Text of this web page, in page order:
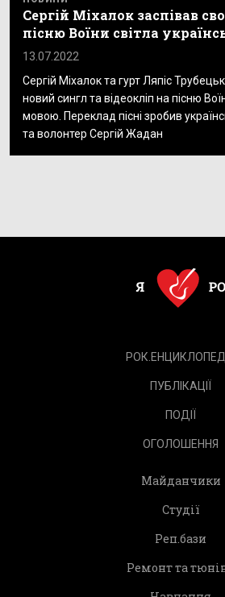
Сергій Міхалок заспівав
пісню Воїни світла
13.07.2022
Сергій Міхалок та гурт Ляпіс
новий сингл та відеокліп на пісню
мовою. Переклад пісні зробив
та волонтер Сергій Жадан
ПУБЛІКАЦІЇ
ПОДІЇ
ОГОЛОШЕННЯ
Майданчики
Студії
Реп.бази
Ремонт та